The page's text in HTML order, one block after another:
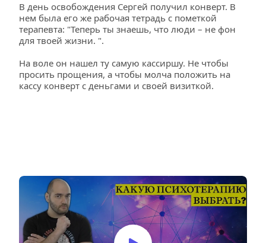
В день освобождения Сергей получил конверт. В
нем была его же рабочая тетрадь с пометкой
терапевта: "Теперь ты знаешь, что люди – не фон
для твоей жизни. ".
На воле он нашел ту самую кассиршу. Не чтобы
просить прощения, а чтобы молча положить на
кассу конверт с деньгами и своей визиткой.